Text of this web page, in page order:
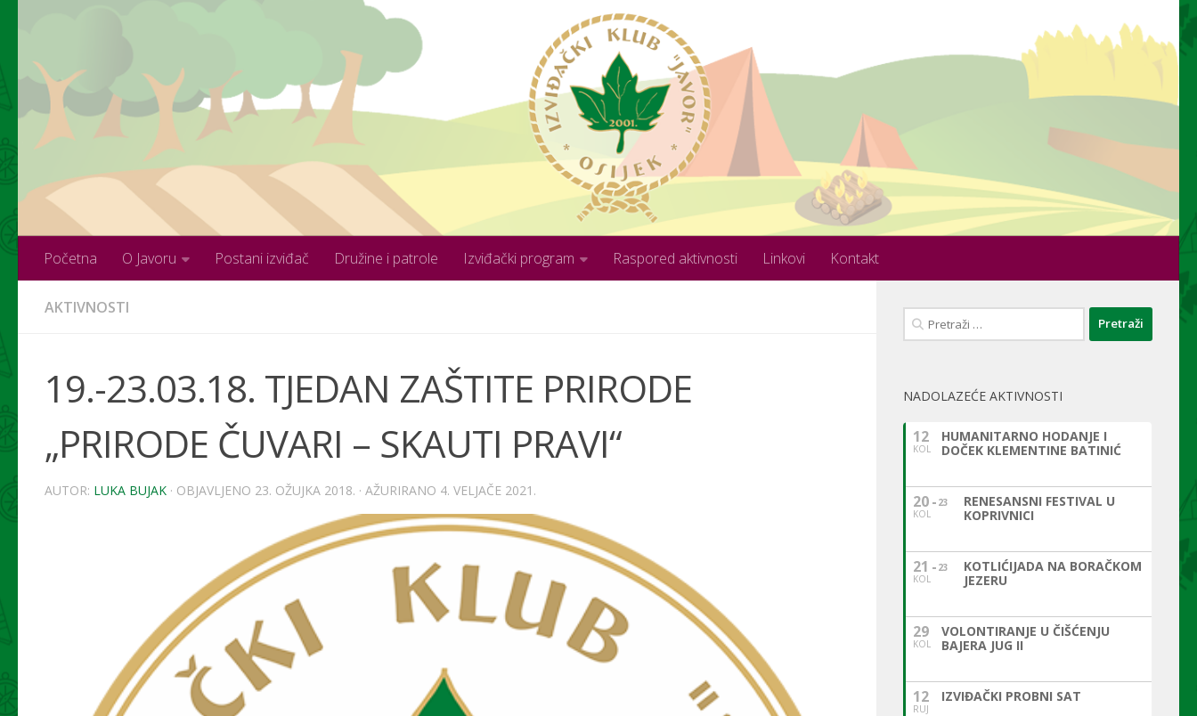
Početna O Javoru Postani izviđač Družine i patrole Izviđački program Raspored aktivnosti Linkovi Kontakt
AKTIVNOSTI
19.-23.03.18. TJEDAN ZAŠTITE PRIRODE
„PRIRODE ČUVARI – SKAUTI PRAVI“
AUTOR: LUKA BUJAK · OBJAVLJENO 23. OŽUJKA 2018. · AŽURIRANO 4. VELJAČE 2021.
Pretraži:
NADOLAZEĆE AKTIVNOSTI
12
KOL
HUMANITARNO HODANJE I
DOČEK KLEMENTINE BATINIĆ
20
KOL
23
RENESANSNI FESTIVAL U
KOPRIVNICI
21
KOL
23
KOTLIĆIJADA NA BORAČKOM
JEZERU
29
KOL
VOLONTIRANJE U ČIŠĆENJU
BAJERA JUG II
12
RUJ
IZVIĐAČKI PROBNI SAT